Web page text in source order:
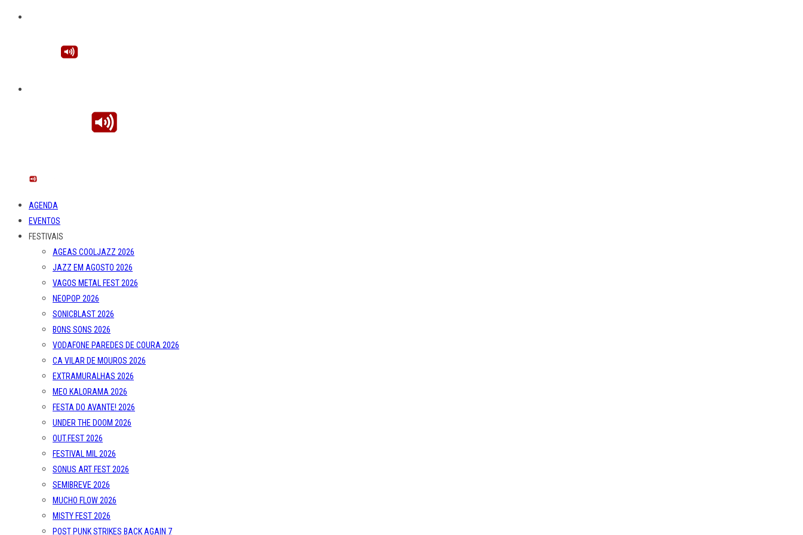
AGENDA
EVENTOS
FESTIVAIS
AGEAS COOLJAZZ 2026
JAZZ EM AGOSTO 2026
VAGOS METAL FEST 2026
NEOPOP 2026
SONICBLAST 2026
BONS SONS 2026
VODAFONE PAREDES DE COURA 2026
CA VILAR DE MOUROS 2026
EXTRAMURALHAS 2026
MEO KALORAMA 2026
FESTA DO AVANTE! 2026
UNDER THE DOOM 2026
OUT.FEST 2026
FESTIVAL MIL 2026
SONUS ART FEST 2026
SEMIBREVE 2026
MUCHO FLOW 2026
MISTY FEST 2026
POST PUNK STRIKES BACK AGAIN 7